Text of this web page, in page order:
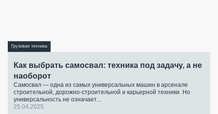
Грузовая техника
Как выбрать самосвал: техника под задачу, а не
наоборот
Самосвал — одна из самых универсальных машин в арсенале
строительной, дорожно-строительной и карьерной техники. Но
универсальность не означает...
25.04.2025